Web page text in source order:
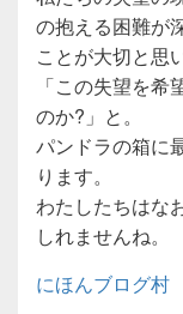
の抱える困難が
ことが大切と思
「この失望を
のか?」と。
パンドラの箱に
ります。
わたしたちはな
しれませんね。
にほんブログ村